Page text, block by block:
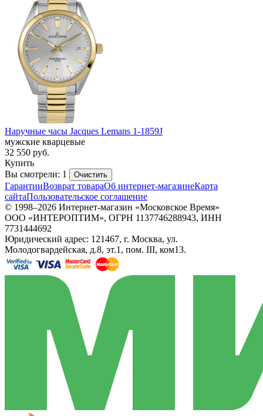
Наручные часы Jacques Lemans 1-1859J
мужские кварцевые
32 550 руб.
Купить
Вы смотрели: 1
Очистить
ГарантииВозврат товараОб интернет-магазинеКарта
сайтаПользовательское соглашение
© 1998–2026 Интернет-магазин «Московское Время»
ООО «ИНТЕРОПТИМ», ОГРН 1137746288943, ИНН
7731444692
Юридический адрес: 121467, г. Москва, ул.
Молодогвардейская, д.8, эт.1, пом. III, ком13.